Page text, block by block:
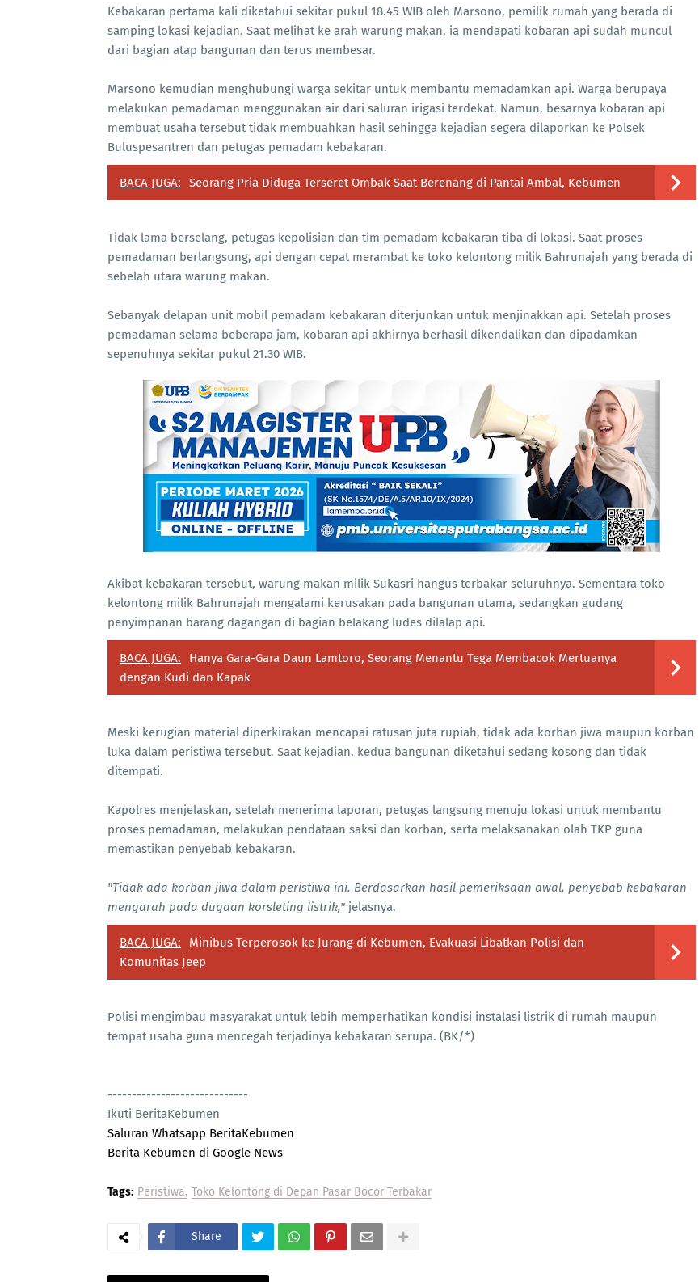
Kebakaran pertama kali diketahui sekitar pukul 18.45 WIB oleh Marsono, pemilik rumah yang berada di
samping lokasi kejadian. Saat melihat ke arah warung makan, ia mendapati kobaran api sudah muncul
dari bagian atap bangunan dan terus membesar.
Marsono kemudian menghubungi warga sekitar untuk membantu memadamkan api. Warga berupaya
melakukan pemadaman menggunakan air dari saluran irigasi terdekat. Namun, besarnya kobaran api
membuat usaha tersebut tidak membuahkan hasil sehingga kejadian segera dilaporkan ke Polsek
Buluspesantren dan petugas pemadam kebakaran.
BACA JUGA: Seorang Pria Diduga Terseret Ombak Saat Berenang di Pantai Ambal, Kebumen
Tidak lama berselang, petugas kepolisian dan tim pemadam kebakaran tiba di lokasi. Saat proses
pemadaman berlangsung, api dengan cepat merambat ke toko kelontong milik Bahrunajah yang berada di
sebelah utara warung makan.
Sebanyak delapan unit mobil pemadam kebakaran diterjunkan untuk menjinakkan api. Setelah proses
pemadaman selama beberapa jam, kobaran api akhirnya berhasil dikendalikan dan dipadamkan
sepenuhnya sekitar pukul 21.30 WIB.
Akibat kebakaran tersebut, warung makan milik Sukasri hangus terbakar seluruhnya. Sementara toko
kelontong milik Bahrunajah mengalami kerusakan pada bangunan utama, sedangkan gudang
penyimpanan barang dagangan di bagian belakang ludes dilalap api.
BACA JUGA:
Hanya Gara-Gara Daun Lamtoro, Seorang Menantu Tega Membacok Mertuanya
dengan Kudi dan Kapak
Meski kerugian material diperkirakan mencapai ratusan juta rupiah, tidak ada korban jiwa maupun korban
luka dalam peristiwa tersebut. Saat kejadian, kedua bangunan diketahui sedang kosong dan tidak
ditempati.
Kapolres menjelaskan, setelah menerima laporan, petugas langsung menuju lokasi untuk membantu
proses pemadaman, melakukan pendataan saksi dan korban, serta melaksanakan olah TKP guna
memastikan penyebab kebakaran.
"Tidak ada korban jiwa dalam peristiwa ini. Berdasarkan hasil pemeriksaan awal, penyebab kebakaran
mengarah pada dugaan korsleting listrik," jelasnya.
BACA JUGA:
Minibus Terperosok ke Jurang di Kebumen, Evakuasi Libatkan Polisi dan
Komunitas Jeep
Polisi mengimbau masyarakat untuk lebih memperhatikan kondisi instalasi listrik di rumah maupun
tempat usaha guna mencegah terjadinya kebakaran serupa. (BK/*)
-----------------------------
Ikuti BeritaKebumen
Saluran Whatsapp BeritaKebumen
Berita Kebumen di Google News
Tags: Peristiwa Toko Kelontong di Depan Pasar Bocor Terbakar
Share